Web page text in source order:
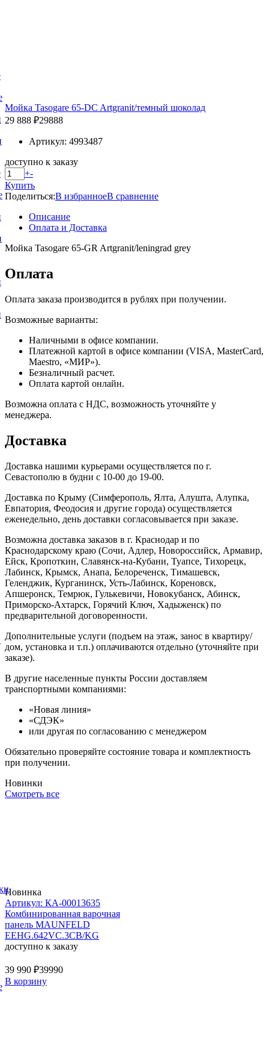
Мойка Tasogare 65-DC Artgranit/темный шоколад
29 888 ₽29888
Артикул: 4993487
доступно к заказу
+-
Купить
Поделиться:В избранноеВ сравнение
Описание
Оплата и Доставка
Мойка Tasogare 65-GR Artgranit/leningrad grey
Оплата
Оплата заказа производится в рублях при получении.
Возможные варианты:
Наличными в офисе компании.
Платежной картой в офисе компании (VISA, MasterCard,
Maestro, «МИР»).
Безналичный расчет.
Оплата картой онлайн.
Возможна оплата с НДС, возможность уточняйте у
менеджера.
Доставка
Доставка нашими курьерами осуществляется по г.
Севастополю в будни с 10-00 до 19-00.
Доставка по Крыму (Симферополь, Ялта, Алушта, Алупка,
Евпатория, Феодосия и другие города) осуществляется
еженедельно, день доставки согласовывается при заказе.
Возможна доставка заказов в г. Краснодар и по
Краснодарскому краю (Сочи, Адлер, Новороссийск, Армавир,
Ейск, Кропоткин, Славянск-на-Кубани, Туапсе, Тихорецк,
Лабинск, Крымск, Анапа, Белореченск, Тимашевск,
Геленджик, Курганинск, Усть-Лабинск, Кореновск,
Апшеронск, Темрюк, Гулькевичи, Новокубанск, Абинск,
Приморско-Ахтарск, Горячий Ключ, Хадыженск) по
предварительной договоренности.
Дополнительные услуги (подъем на этаж, занос в квартиру/
дом, установка и т.п.) оплачиваются отдельно (уточняйте при
заказе).
В другие населенные пункты России доставляем
транспортными компаниями:
«Новая линия»
«СДЭК»
или другая по согласованию с менеджером
Обязательно проверяйте состояние товара и комплектность
при получении.
Новинки
Смотреть все
Новинка
Артикул: КА-00013635
Комбинированная варочная
панель MAUNFELD
EEHG.642VC.3CB/KG
доступно к заказу
39 990 ₽39990
В корзину